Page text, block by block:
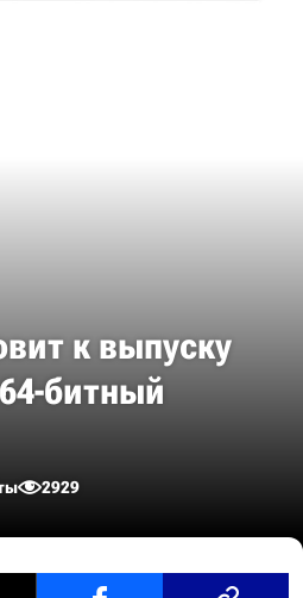
к выпуску
битный
2929